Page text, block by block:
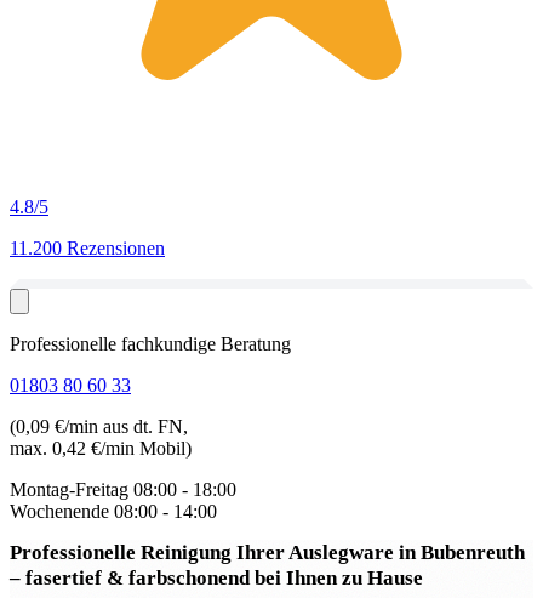
4.8/5
11.200 Rezensionen
Professionelle fachkundige Beratung
01803 80 60 33
(0,09 €/min aus dt. FN,
max. 0,42 €/min Mobil)
Montag-Freitag 08:00 - 18:00
Wochenende 08:00 - 14:00
Professionelle Reinigung Ihrer Auslegware in Bubenreuth
– fasertief & farbschonend bei Ihnen zu Hause